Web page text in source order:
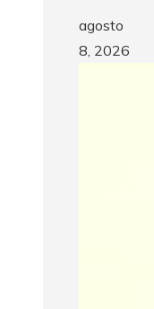
agosto
8, 2026